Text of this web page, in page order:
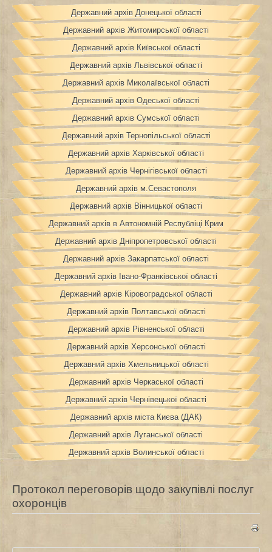
Державний архів Донецької області
Державний архів Житомирської області
Державний архів Київської області
Державний архів Львівської області
Державний архів Миколаївської області
Державний архів Одеської області
Державний архів Сумської області
Державний архів Тернопільської області
Державний архів Харківської області
Державний архів Чернігівської області
Державний архів м.Севастополя
Державний архів Вінницької області
Державний архів в Автономній Республіці Крим
Державний архів Дніпропетровської області
Державний архів Закарпатської області
Державний архів Івано-Франківської області
Державний архів Кіровоградської області
Державний архів Полтавської області
Державний архів Рівненської області
Державний архів Херсонської області
Державний архів Хмельницької області
Державний архів Черкаської області
Державний архів Чернівецької області
Державний архів міста Києва (ДАК)
Державний архів Луганської області
Державний архів Волинської області
Протокол переговорів щодо закупівлі послуг
охоронців